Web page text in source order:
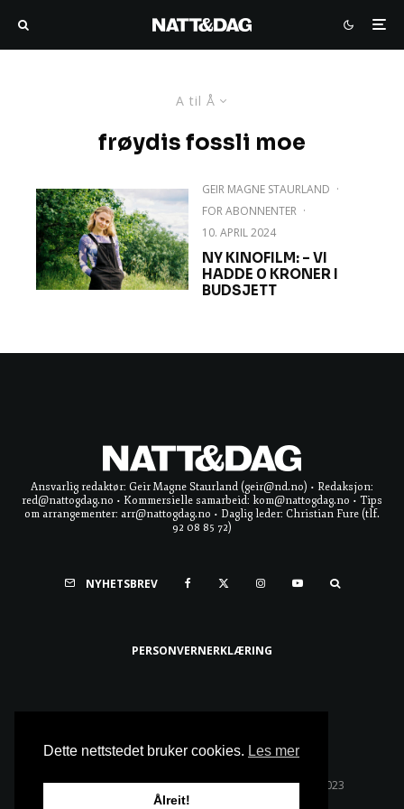
A til Å
frøydis fossli moe
GEIR MAGNE STAURLAND ·
FOR ABONNENTER ·
10. APRIL 2024
NY KINOFILM: – VI
HADDE 0 KRONER I
BUDSJETT
Ansvarlig redaktør: Geir Magne Staurland (geir@nd.no) • Redaksjon:
red@nattogdag.no • Kommersielle samarbeid: kom@nattogdag.no • Tips
om arrangementer: arr@nattogdag.no • Daglig leder: Christian Fure (tlf.
92 08 85 72)
NYHETSBREV
PERSONVERNERKLÆRING
Alle rettigheter reservert • Copyright © Natt & Dag 2023
Dette nettstedet bruker cookies. Les mer
Ålreit!